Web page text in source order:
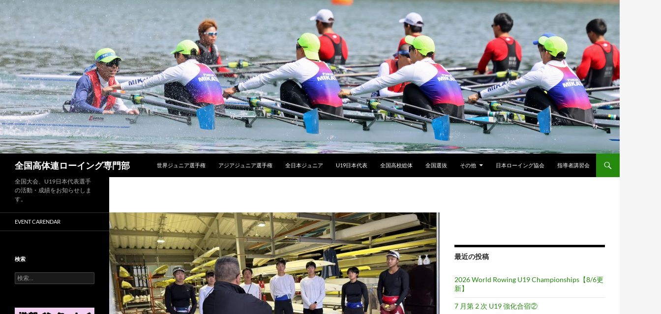
全国高体連ローイング専門部
世界ジュニア選手権
アジアジュニア選手権 全日本ジュニア U19日本代表 全国高校総体 全国選抜 その他 日本ローイング協会 指導者講習会
最近の投稿
2026 World Rowing U19 Championships【8/6更
新】
7 月第 2 次 U19 強化合宿②
全国大会、U19日本代表選手
の活動・成績をお知らせしま
す。
EVENT CARENDAR
検索
検
索